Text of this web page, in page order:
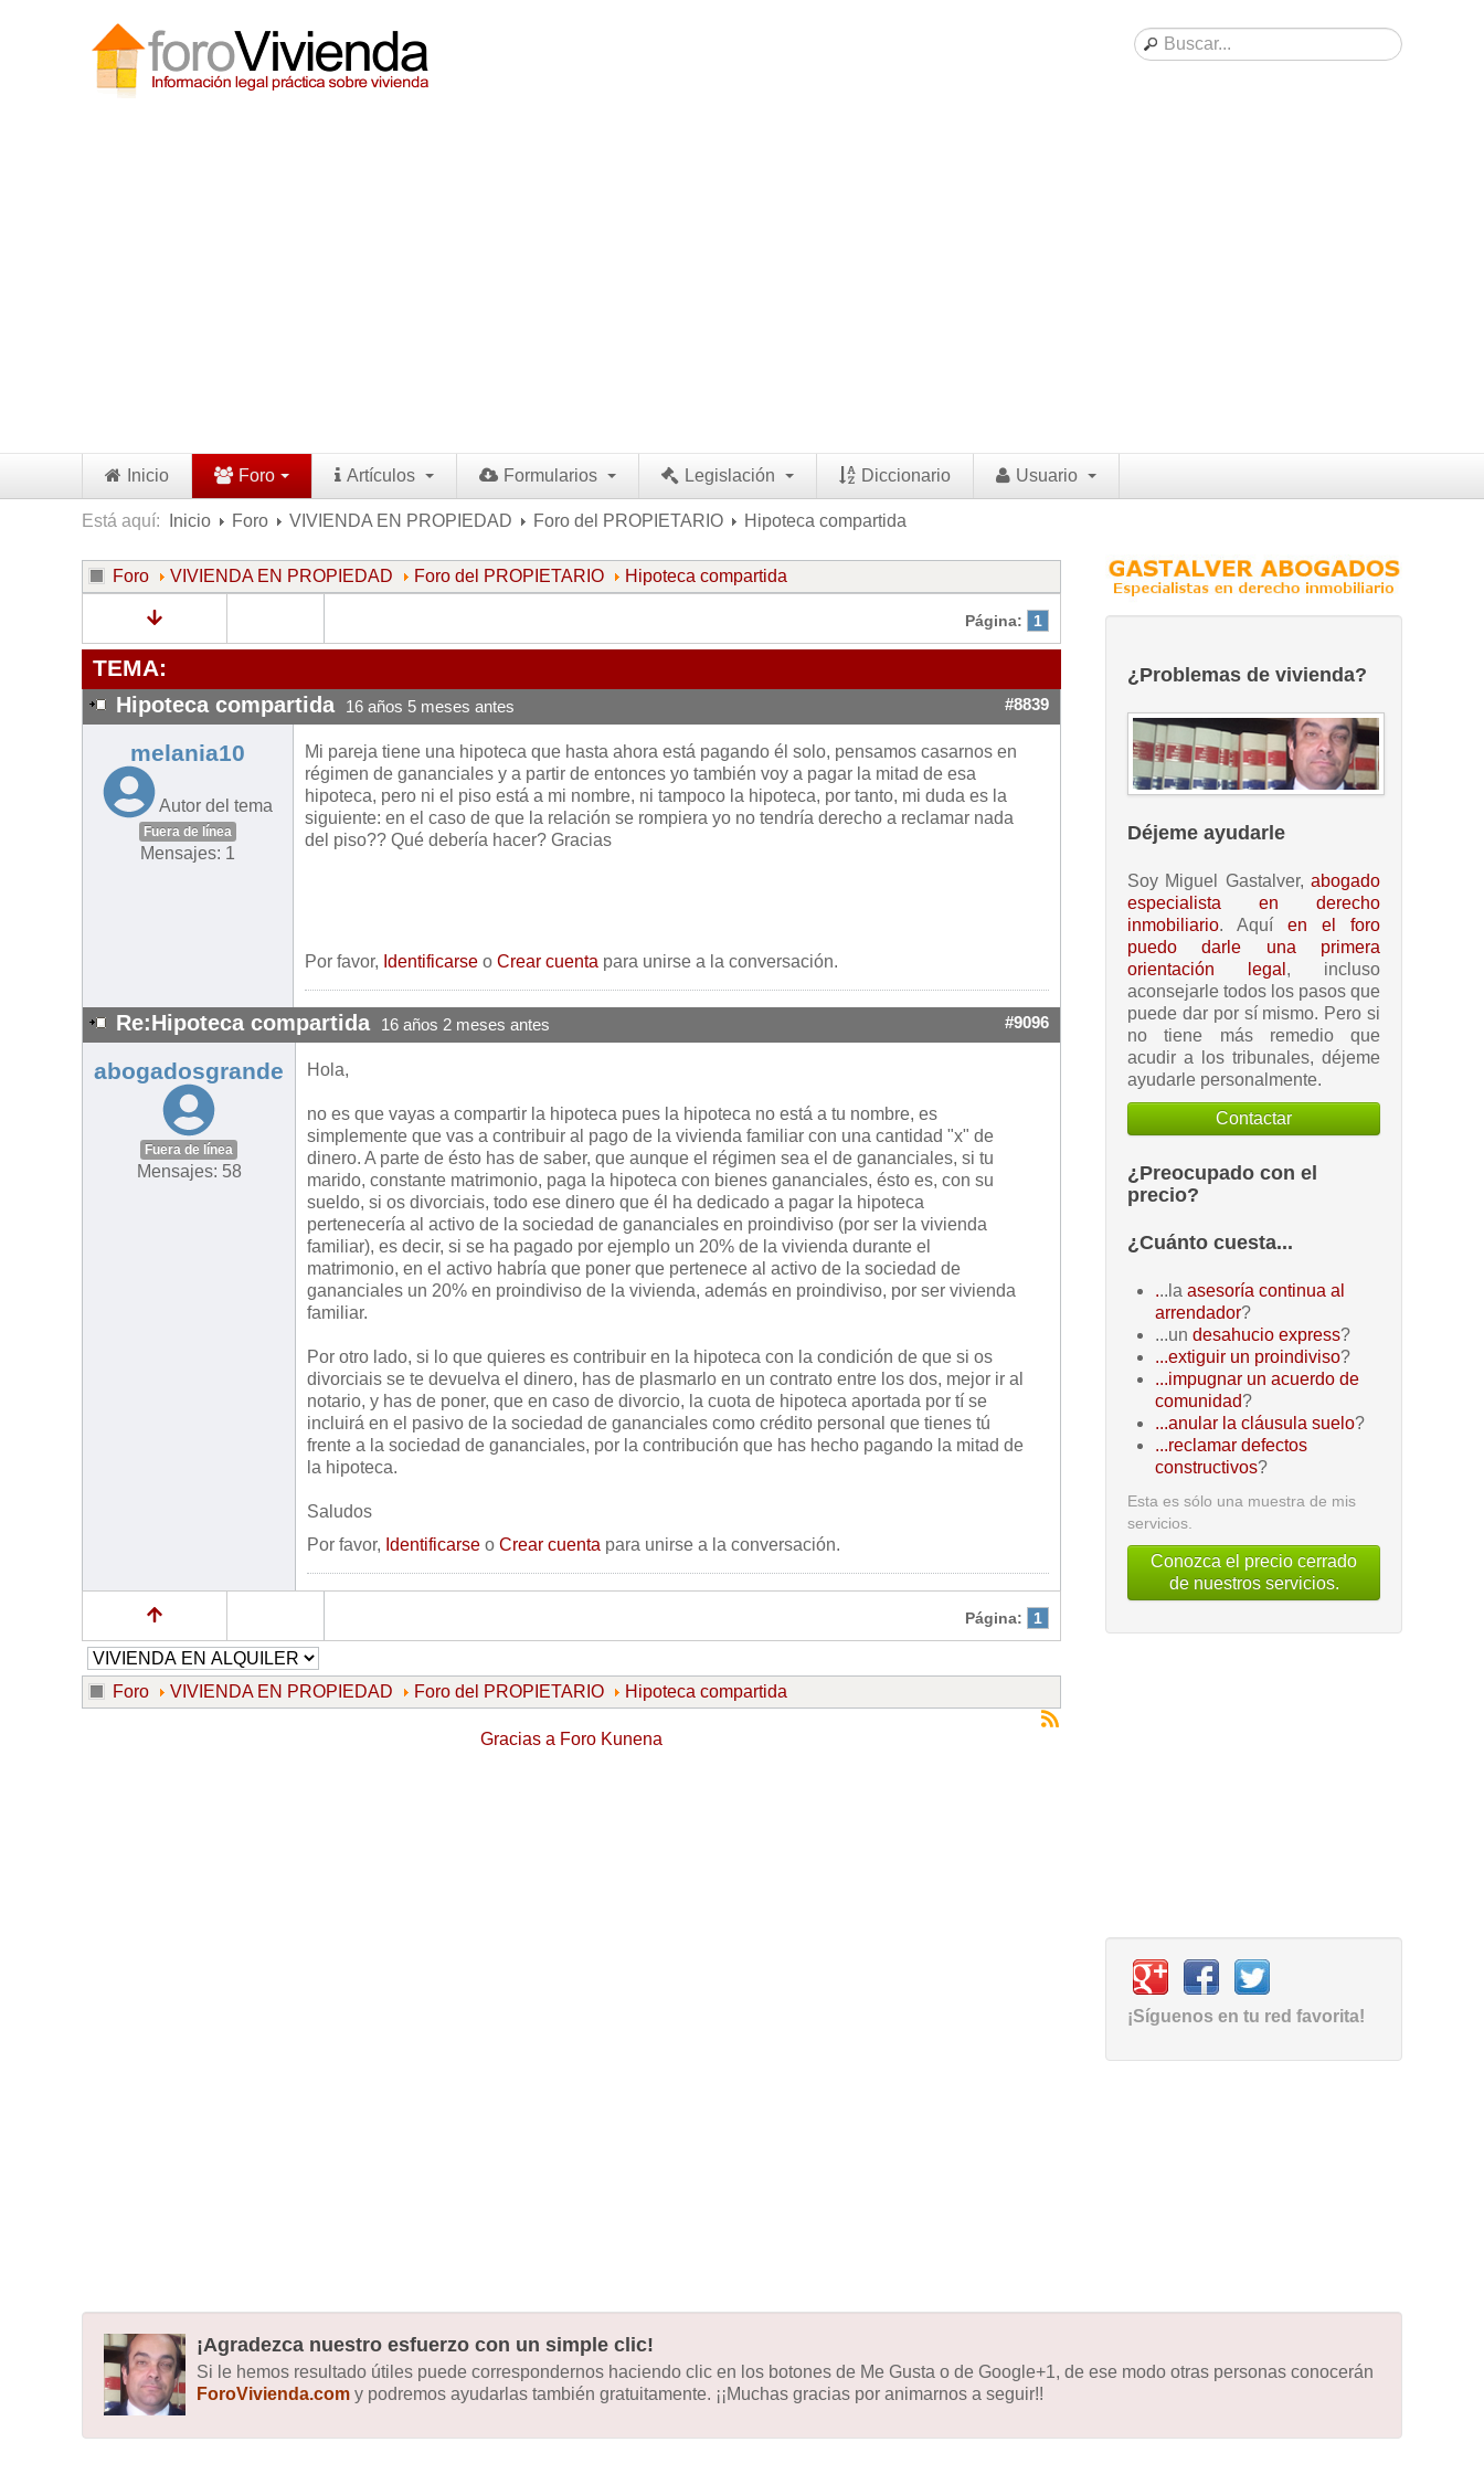
Inicio Foro Artículos Formularios Legislación Diccionario Usuario
Está aquí: Inicio Foro VIVIENDA EN PROPIEDAD Foro del PROPIETARIO Hipoteca compartida
Foro VIVIENDA EN PROPIEDAD Foro del PROPIETARIO Hipoteca compartida
Página: 1
TEMA:
Hipoteca compartida 16 años 5 meses antes #8839
melania10
Autor del tema
Fuera de línea
Mensajes: 1
Mi pareja tiene una hipoteca que hasta ahora está pagando él solo, pensamos casarnos en
régimen de gananciales y a partir de entonces yo también voy a pagar la mitad de esa
hipoteca, pero ni el piso está a mi nombre, ni tampoco la hipoteca, por tanto, mi duda es la
siguiente: en el caso de que la relación se rompiera yo no tendría derecho a reclamar nada
del piso?? Qué debería hacer? Gracias
Por favor, Identificarse o Crear cuenta para unirse a la conversación.
Re:Hipoteca compartida 16 años 2 meses antes #9096
abogadosgrande
Fuera de línea
Mensajes: 58
Hola,
no es que vayas a compartir la hipoteca pues la hipoteca no está a tu nombre, es
simplemente que vas a contribuir al pago de la vivienda familiar con una cantidad "x" de
dinero. A parte de ésto has de saber, que aunque el régimen sea el de gananciales, si tu
marido, constante matrimonio, paga la hipoteca con bienes gananciales, ésto es, con su
sueldo, si os divorciais, todo ese dinero que él ha dedicado a pagar la hipoteca
pertenecería al activo de la sociedad de gananciales en proindiviso (por ser la vivienda
familiar), es decir, si se ha pagado por ejemplo un 20% de la vivienda durante el
matrimonio, en el activo habría que poner que pertenece al activo de la sociedad de
gananciales un 20% en proindiviso de la vivienda, además en proindiviso, por ser vivienda
familiar.
Por otro lado, si lo que quieres es contribuir en la hipoteca con la condición de que si os
divorciais se te devuelva el dinero, has de plasmarlo en un contrato entre los dos, mejor ir al
notario, y has de poner, que en caso de divorcio, la cuota de hipoteca aportada por tí se
incluirá en el pasivo de la sociedad de gananciales como crédito personal que tienes tú
frente a la sociedad de gananciales, por la contribución que has hecho pagando la mitad de
la hipoteca.
Saludos
Por favor, Identificarse o Crear cuenta para unirse a la conversación.
Página: 1
Foro VIVIENDA EN PROPIEDAD Foro del PROPIETARIO Hipoteca compartida
Gracias a Foro Kunena
¿Problemas de vivienda?
Déjeme ayudarle
Soy Miguel Gastalver, abogado
especialista en derecho
inmobiliario. Aquí en el foro
puedo darle una primera
orientación legal , incluso
aconsejarle todos los pasos que
puede dar por sí mismo. Pero si
no tiene más remedio que
acudir a los tribunales, déjeme
ayudarle personalmente.
Contactar
¿Preocupado con el
precio?
¿Cuánto cuesta...
...la asesoría continua al
arrendador?
...un desahucio express?
...extiguir un proindiviso?
...impugnar un acuerdo de
comunidad?
...anular la cláusula suelo?
...reclamar defectos
constructivos?
Esta es sólo una muestra de mis
servicios.
Conozca el precio cerrado
de nuestros servicios.
¡Síguenos en tu red favorita!
¡Agradezca nuestro esfuerzo con un simple clic!
Si le hemos resultado útiles puede correspondernos haciendo clic en los botones de Me Gusta o de Google+1, de ese modo otras personas conocerán
ForoVivienda.com y podremos ayudarlas también gratuitamente. ¡¡Muchas gracias por animarnos a seguir!!